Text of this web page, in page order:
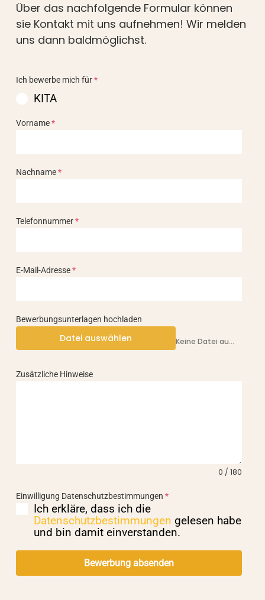
Über das nachfolgende Formular können
sie Kontakt mit uns aufnehmen! Wir melden
uns dann baldmöglichst.
Ich bewerbe mich für*
KITA
Vorname*
Nachname*
Telefonnummer*
E-Mail-Adresse*
Bewerbungsunterlagen hochladen
Datei auswählen Keine Datei ausgewählt
Zusätzliche Hinweise
0 / 180
Einwilligung Datenschutzbestimmungen *
Ich erkläre, dass ich die
Datenschutzbestimmungen gelesen habe
und bin damit einverstanden.
Bewerbung absenden